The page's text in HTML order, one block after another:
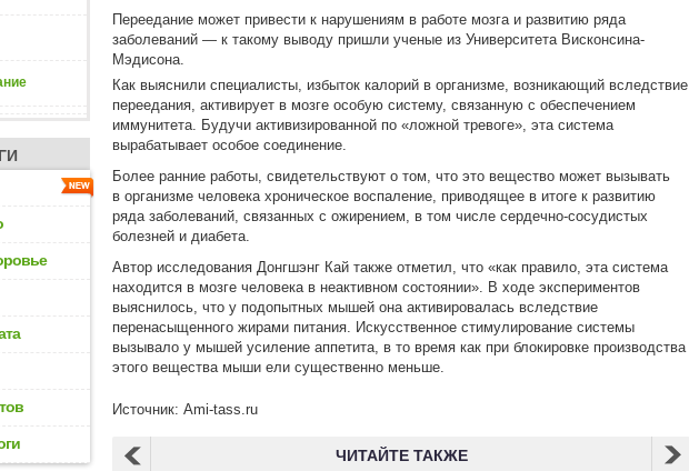
Переедание может привести к нарушениям в работе мозга и развитию ряда
заболеваний — к такому выводу пришли ученые из Университета Висконсина-
Мэдисона.
Как выяснили специалисты, избыток калорий в организме, возникающий вследствие
переедания, активирует в мозге особую систему, связанную с обеспечением
иммунитета. Будучи активизированной по «ложной тревоге», эта система
вырабатывает особое соединение.
Более ранние работы, свидетельствуют о том, что это вещество может вызывать
в организме человека хроническое воспаление, приводящее в итоге к развитию
ряда заболеваний, связанных с ожирением, в том числе сердечно-сосудистых
болезней и диабета.
Автор исследования Донгшэнг Кай также отметил, что «как правило, эта система
находится в мозге человека в неактивном состоянии». В ходе экспериментов
выяснилось, что у подопытных мышей она активировалась вследствие
перенасыщенного жирами питания. Искусственное стимулирование системы
вызывало у мышей усиление аппетита, в то время как при блокировке производства
этого вещества мыши ели существенно меньше.
Источник: Ami-tass.ru
ЧИТАЙТЕ ТАКЖЕ